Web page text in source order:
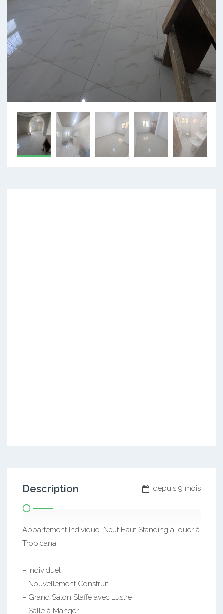
depuis 9 mois
Description
Appartement Individuel Neuf Haut Standing à louer à
Tropicana
– Individuel
– Nouvellement Construit
– Grand Salon Staffé avec Lustre
– Salle à Manger